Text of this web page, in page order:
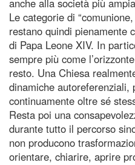
anche alla società più
Le categorie di
restano quindi pienamente
di Papa Leone XIV. In
sempre più come
resto. Una Chiesa
dinamiche autoreferenziali,
continuamente oltre sé
Resta poi una
durante tutto il percorso
non producono
orientare, chiarire, aprire